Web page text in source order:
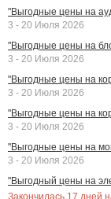
"Выгодные цены на
3 - 20 Июля 2026
"Выгодные цены на
3 - 20 Июля 2026
"Выгодные цены на
3 - 20 Июля 2026
"Выгодные цены на
3 - 20 Июля 2026
"Выгодные цены на
3 - 20 Июля 2026
"Выгодный цены на
Закончилась 17 дней